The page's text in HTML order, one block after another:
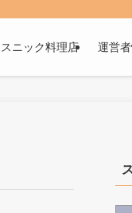
ニック料理店 運営